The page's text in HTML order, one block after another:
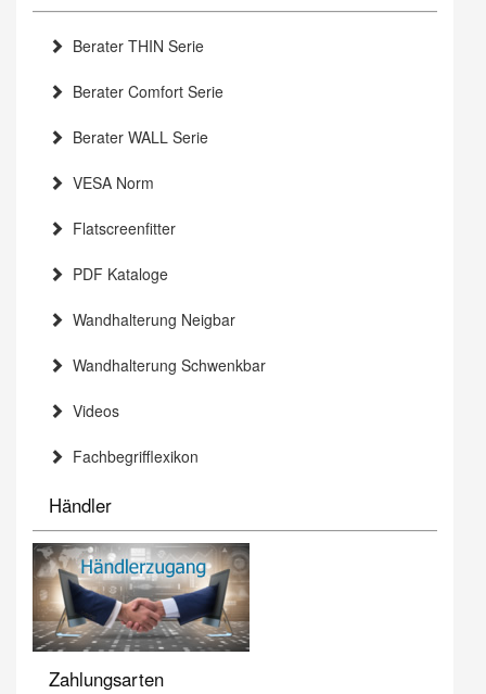
Berater THIN Serie
Berater Comfort Serie
Berater WALL Serie
VESA Norm
Flatscreenfitter
PDF Kataloge
Wandhalterung Neigbar
Wandhalterung Schwenkbar
Videos
Fachbegrifflexikon
Händler
Zahlungsarten